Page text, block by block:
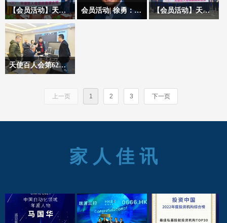
路演活动。天使百人会
常务理事、中创鸿星创
第54期投资大讲堂活动
在中关村天合科技成果
【会员活动】天使百人会圆满举办第65期项目路演合投活动！
8月29日下午，天使百
人会在三聚阳光知识产
权集团会议室举办第65
期项目路演合投活动。
会员活动| 徐勇：如何熬过投资中的至暗时刻？—天使百人会第52期投资沙龙活动
院长、进化家创始人、
书长、AC加速器CEO
嘉宾。
【会员活动】天使百人会圆满举办第64期项目路演合投活动！
持，共上会7个项目，
参演，4个项目现场进
天使百人会第62期项目路演活动成功举办
人会举办第62期项目路
上一页 1 2 3 下一页
家 人 佳 讯